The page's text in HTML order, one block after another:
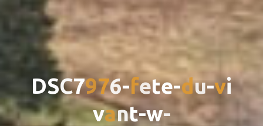
DSC7976-fete-du-vi
vant-w-